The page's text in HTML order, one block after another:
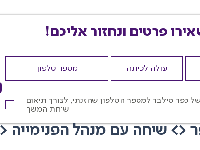
פרטים ונחזור אליכם!
כפר סילבר למספר הטלפון שהזנתי, לצורך תיאום
שיחת המשך
שיחה עם מנהל הפנימייה